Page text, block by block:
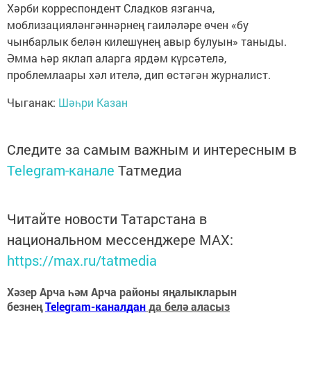
Хәрби корреспондент Сладков язганча,
моблизацияләнгәннәрнең гаиләләре өчен «бу
чынбарлык белән килешүнең авыр булуын» таныды.
Әмма һәр яклап аларга ярдәм күрсәтелә,
проблемлаары хәл ителә, дип өстәгән журналист.
Чыганак: Шәһри Казан
Следите за самым важным и интересным в
Telegram-канале Татмедиа
Читайте новости Татарстана в
национальном мессенджере MАХ:
https://max.ru/tatmedia
Хәзер Арча һәм Арча районы яңалыкларын
безнеңTelegram-каналданда белә аласыз